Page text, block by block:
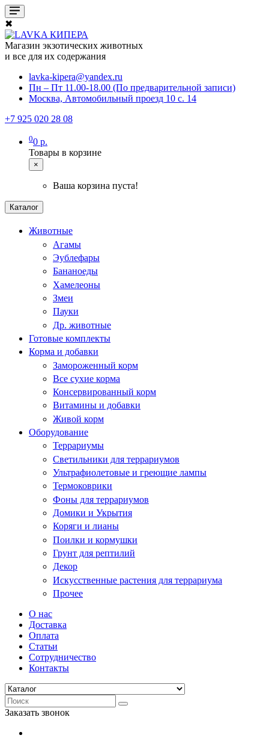
✖
Магазин экзотических животных
и все для их содержания
lavka-kipera@yandex.ru
Пн – Пт 11.00-18.00 (По предварительной записи)
Москва, Автомобильный проезд 10 с. 14
+7 925 020 28 08
00 р.
Товары в корзине
×
Ваша корзина пуста!
Каталог
Животные
Агамы
Эублефары
Бананоеды
Хамелеоны
Змеи
Пауки
Др. животные
Готовые комплекты
Корма и добавки
Замороженный корм
Все сухие корма
Консервированный корм
Витамины и добавки
Живой корм
Оборудование
Террариумы
Светильники для террариумов
Ультрафиолетовые и греющие лампы
Термоковрики
Фоны для террариумов
Домики и Укрытия
Коряги и лианы
Поилки и кормушки
Грунт для рептилий
Декор
Искусственные растения для террариума
Прочее
О нас
Доставка
Оплата
Статьи
Сотрудничество
Контакты
Заказать звонок